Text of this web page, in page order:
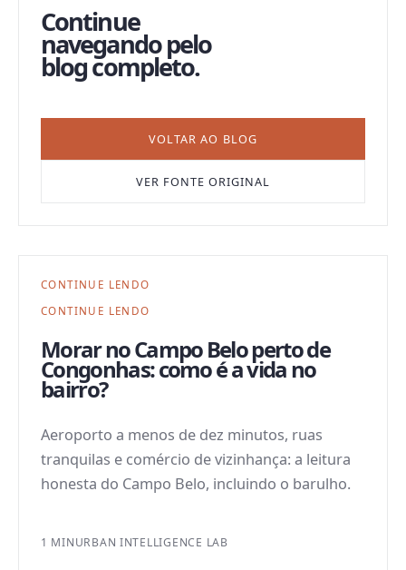
Continue
navegando pelo
blog completo.
VOLTAR AO BLOG
VER FONTE ORIGINAL
CONTINUE LENDO
CONTINUE LENDO
Morar no Campo Belo perto de
Congonhas: como é a vida no
bairro?
Aeroporto a menos de dez minutos, ruas
tranquilas e comércio de vizinhança: a leitura
honesta do Campo Belo, incluindo o barulho.
1 MINURBAN INTELLIGENCE LAB